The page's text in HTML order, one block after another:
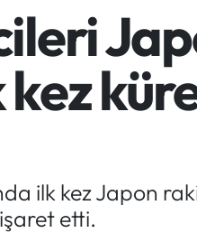
ilk kez Japon
etti.